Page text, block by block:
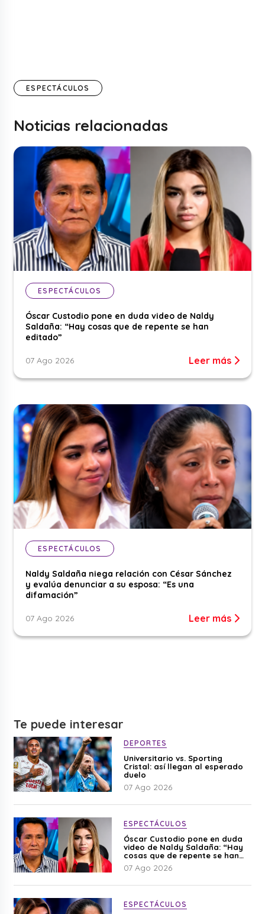
ESPECTÁCULOS
Noticias relacionadas
ESPECTÁCULOS
Óscar Custodio pone en duda video de Naldy
Saldaña: “Hay cosas que de repente se han
editado”
07 Ago 2026 Leer más
ESPECTÁCULOS
Naldy Saldaña niega relación con César Sánchez
y evalúa denunciar a su esposa: “Es una
difamación”
07 Ago 2026 Leer más
Te puede interesar
DEPORTES
Universitario vs. Sporting
Cristal: así llegan al esperado
duelo
07 Ago 2026
ESPECTÁCULOS
Óscar Custodio pone en duda
video de Naldy Saldaña: “Hay
cosas que de repente se han
editado”
07 Ago 2026
ESPECTÁCULOS